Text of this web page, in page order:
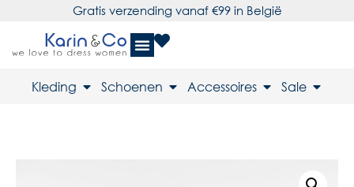
Gratis verzending vanaf €99 in België
Kleding Schoenen Accessoires Sale